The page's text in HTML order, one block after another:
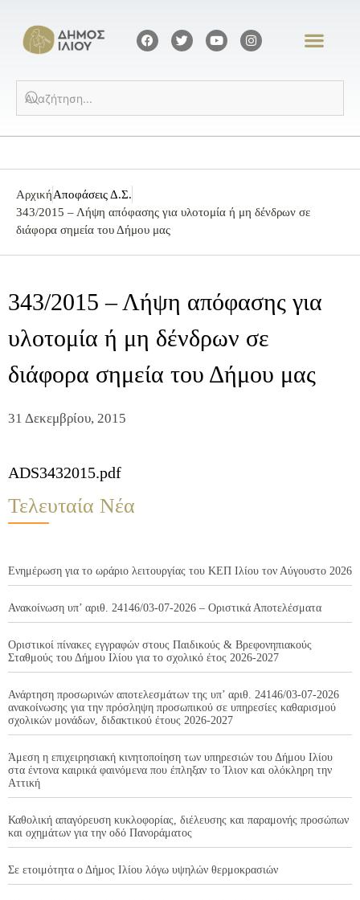
ΑρχικήΑποφάσεις Δ.Σ.
343/2015 – Λήψη απόφασης για υλοτομία ή μη δένδρων σε
διάφορα σημεία του Δήμου μας
343/2015 – Λήψη απόφασης για
υλοτομία ή μη δένδρων σε
διάφορα σημεία του Δήμου μας
31 Δεκεμβρίου, 2015
ADS3432015.pdf
Τελευταία Νέα
Ενημέρωση για το ωράριο λειτουργίας του ΚΕΠ Ιλίου τον Αύγουστο 2026
Ανακοίνωση υπ’ αριθ. 24146/03-07-2026 – Οριστικά Αποτελέσματα
Οριστικοί πίνακες εγγραφών στους Παιδικούς & Βρεφονηπιακούς
Σταθμούς του Δήμου Ιλίου για το σχολικό έτος 2026-2027
Ανάρτηση προσωρινών αποτελεσμάτων της υπ’ αριθ. 24146/03-07-2026
ανακοίνωσης για την πρόσληψη προσωπικού σε υπηρεσίες καθαρισμού
σχολικών μονάδων, διδακτικού έτους 2026-2027
Άμεση η επιχειρησιακή κινητοποίηση των υπηρεσιών του Δήμου Ιλίου
στα έντονα καιρικά φαινόμενα που έπληξαν το Ίλιον και ολόκληρη την
Αττική
Καθολική απαγόρευση κυκλοφορίας, διέλευσης και παραμονής προσώπων
και οχημάτων για την οδό Πανοράματος
Σε ετοιμότητα ο Δήμος Ιλίου λόγω υψηλών θερμοκρασιών